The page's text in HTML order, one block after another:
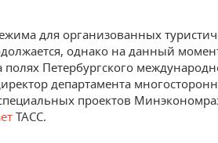
для организованных
однако на данный
Петербургского
департамента
проектов
ТАСС.